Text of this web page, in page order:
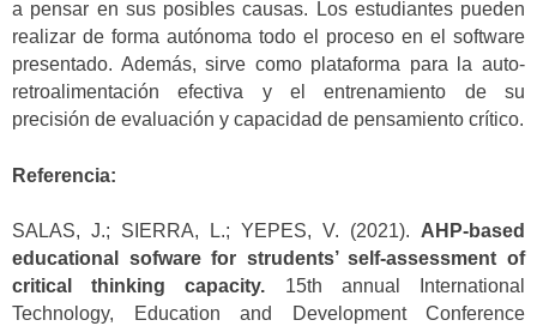
a pensar en sus posibles causas. Los estudiantes pueden
realizar de forma autónoma todo el proceso en el software
presentado. Además, sirve como plataforma para la auto-
retroalimentación efectiva y el entrenamiento de su
precisión de evaluación y capacidad de pensamiento crítico.
Referencia:
SALAS, J.; SIERRA, L.; YEPES, V. (2021). AHP-based
educational sofware for strudents’ self-assessment of
critical thinking capacity. 15th annual International
Technology, Education and Development Conference